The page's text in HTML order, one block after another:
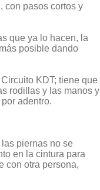
con pasos cortos y
que ya lo hacen, la
posible dando
KDT; tiene que
rodillas y las manos y
adentro.
piernas no se
en la cintura para
con otra persona,